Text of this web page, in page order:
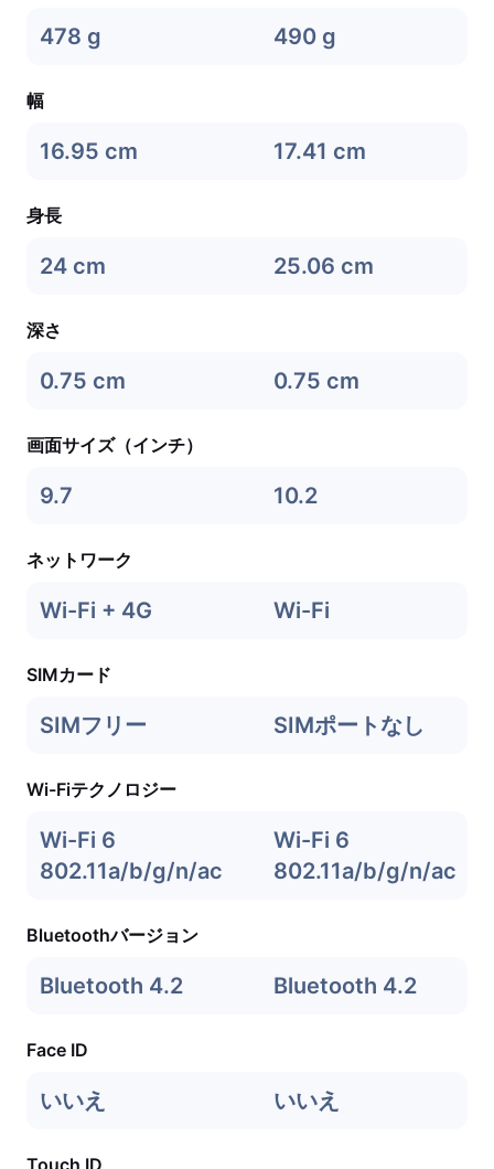
478 g 490 g
幅
16.95 cm 17.41 cm
身長
24 cm 25.06 cm
深さ
0.75 cm 0.75 cm
画面サイズ（インチ）
9.7 10.2
ネットワーク
Wi-Fi + 4G Wi-Fi
SIMカード
SIMフリー SIMポートなし
Wi-Fiテクノロジー
Wi-Fi 6
802.11a/b/g/n/ac
Wi-Fi 6
802.11a/b/g/n/ac
Bluetoothバージョン
Bluetooth 4.2 Bluetooth 4.2
Face ID
いいえ いいえ
Touch ID